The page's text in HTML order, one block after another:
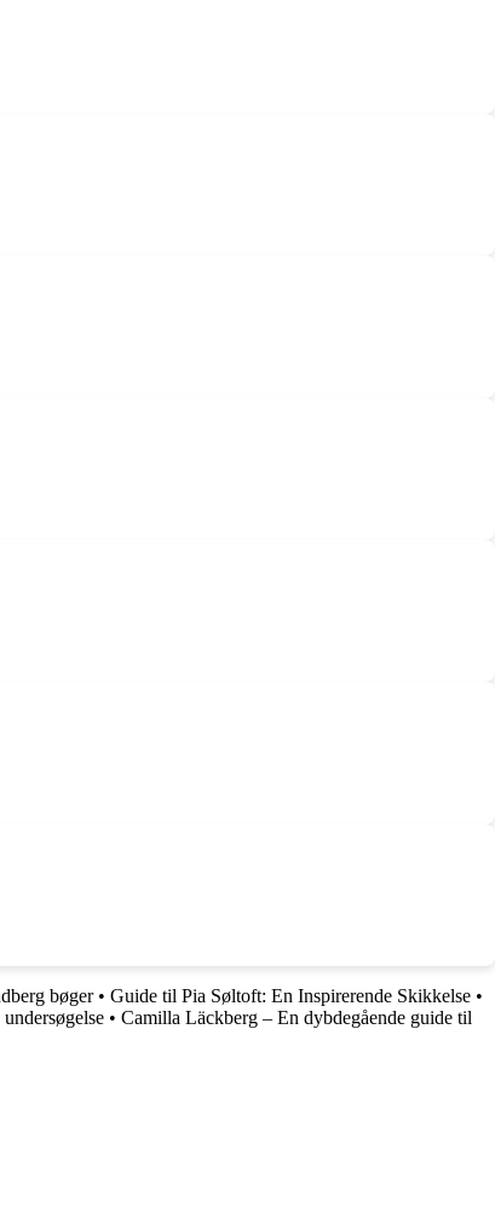
bøger• Guide til Pia Søltoft: En Inspirerende Skikkelse •
• Camilla Läckberg – En dybdegående guide til